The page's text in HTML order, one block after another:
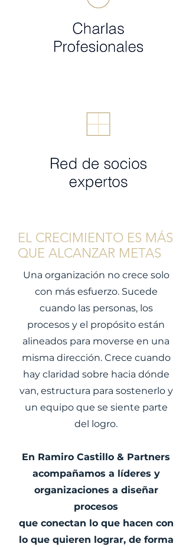
EL CRECIMIENTO ES MÁS
QUE ALCANZAR METAS
Una organización no crece solo
con más esfuerzo. Sucede
cuando las personas, los
procesos y el propósito están
alineados para moverse en una
misma dirección. Crece cuando
hay claridad sobre hacia dónde
van, estructura para sostenerlo y
un equipo que se siente parte
del logro.
En Ramiro Castillo & Partners
acompañamos a líderes y
organizaciones a diseñar
procesos
que conectan lo que hacen con
lo que quieren lograr, de forma